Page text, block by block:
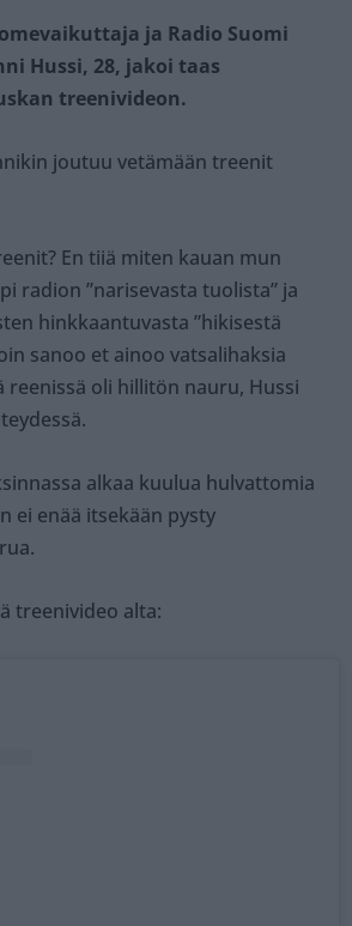
ja Radio Suomi
Hussi, 28, jakoi taas
treenivideon.
joutuu vetämään treenit
En tiiä miten kauan mun
radion ”narisevasta tuolista” ja
hinkkaantuvasta ”hikisestä
sanoo et ainoo vatsalihaksia
reenissä oli hillitön nauru, Hussi
alkaa kuulua hulvattomia
ei enää itsekään pysty
treenivideo alta: